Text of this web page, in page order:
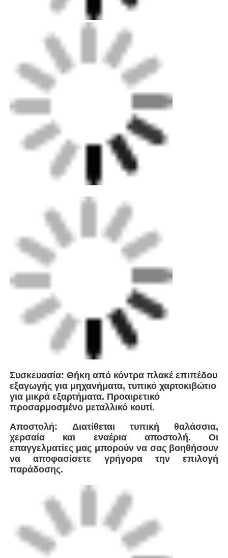
Συσκευασία: Θήκη από κόντρα πλακέ επιπέδου
εξαγωγής για μηχανήματα, τυπικό χαρτοκιβώτιο
για μικρά εξαρτήματα. Προαιρετικό
προσαρμοσμένο μεταλλικό κουτί.
Αποστολή: Διατίθεται τυπική θαλάσσια,
χερσαία και εναέρια αποστολή. Οι
επαγγελματίες μας μπορούν να σας βοηθήσουν
να αποφασίσετε γρήγορα την επιλογή
παράδοσης.
Η FEI είναι ένας κορυφαίος καινοτόμος
στην παραγωγή εξοπλισμού συγκόλλησης
υψηλής απόδοσης, με στρατηγική έδρα
κοντά στη Σαγκάη της Κίνας. Με εγγύτητα
σε μεγάλους παγκόσμιους κόμβους
αποστολής, διασφαλίζουμε
αποτελεσματική εφοδιαστική και
απρόσκοπτη παράδοση σε πελάτες
παγκοσμίως. Ως μια επιχείρηση που
βασίζεται στην τεχνολογία και ειδικεύεται
σε λύσεις συγκόλλησης πλαστικών
αγωγών, η εταιρεία ενσωματώνει
παγκόσμιες προηγμένες τεχνολογίες για
την ανάπτυξη και την κατασκευή μιας
ολοκληρωμένης σειράς εξοπλισμού,
συμπεριλαμβανομένης της Αυτόματης
Σύντηξης Άκρων.